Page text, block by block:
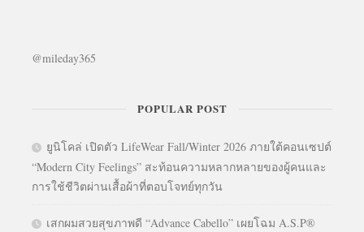
@mileday365
POPULAR POST
ยูนิโคล่ เปิดตัว LifeWear Fall/Winter 2026 ภายใต้คอนเซปต์
“Modern City Feelings” สะท้อนความหลากหลายของผู้คนและ
การใช้ชีวิตผ่านเสื้อผ้าที่ตอบโจทย์ทุกวัน
เสกผมสวยสุขภาพดี “Advance Cabello” เผยโฉม A.S.P®